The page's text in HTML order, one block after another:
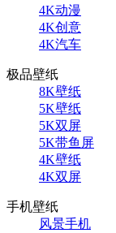
4K动漫
4K创意
4K汽车
极品壁纸
8K壁纸
5K壁纸
5K双屏
5K带鱼屏
4K壁纸
4K双屏
手机壁纸
风景手机